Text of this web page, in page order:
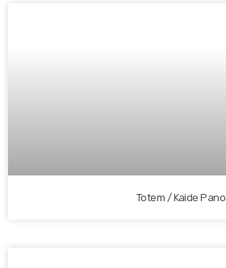
Totem / Kaide Pano